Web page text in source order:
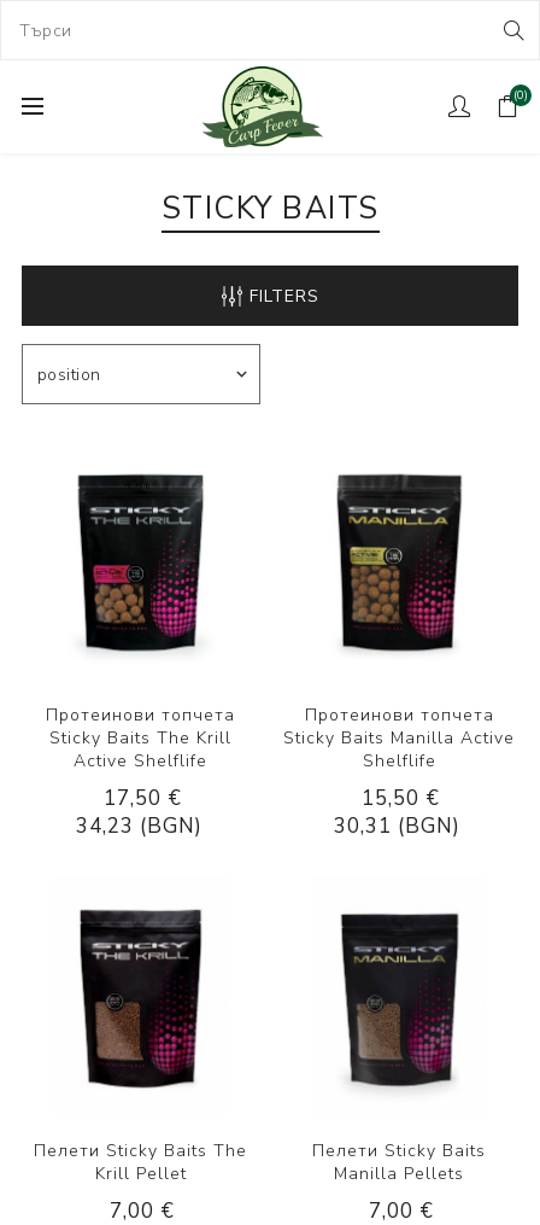
(0)
STICKY BAITS
FILTERS
Протеинови топчета
Sticky Baits The Krill
Active Shelflife
17,50 €
34,23 (BGN)
Протеинови топчета
Sticky Baits Manilla Active
Shelflife
15,50 €
30,31 (BGN)
Пелети Sticky Baits The
Krill Pellet
7,00 €
Пелети Sticky Baits
Manilla Pellets
7,00 €